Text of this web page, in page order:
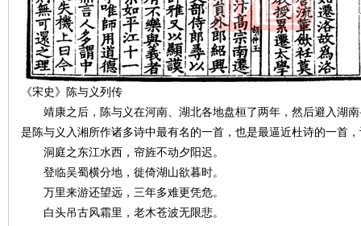
《宋史》陈与义列传
靖康之后，陈与义在河南、湖北各地盘桓了两年，然后避入湖南
是陈与义入湘所作诸多诗中最有名的一首，也是最逼近杜诗的一首
洞庭之东江水西，帘旌不动夕阳迟。
登临吴蜀横分地，徙倚湖山欲暮时。
万里来游还望远，三年多难更凭危。
白头吊古风霜里，老木苍波无限悲。